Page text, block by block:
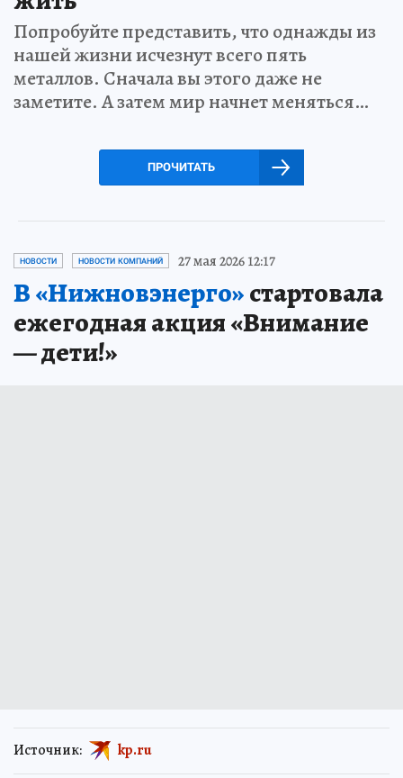
Попробуйте представить, что однажды из
нашей жизни исчезнут всего пять
металлов. Сначала вы этого даже не
заметите. А затем мир начнет меняться…
ПРОЧИТАТЬ
НОВОСТИ НОВОСТИ КОМПАНИЙ 27 мая 2026 12:17
В «Нижновэнерго»стартовала
ежегодная акция «Внимание
— дети!»
Источник: kp.ru